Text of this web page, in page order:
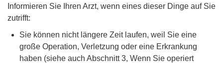
Informieren Sie Ihren Arzt, wenn eines dieser Dinge auf Sie
zutrifft:
Sie können nicht längere Zeit laufen, weil Sie eine
große Operation, Verletzung oder eine Erkrankung
haben (siehe auch Abschnitt 3, Wenn Sie operiert